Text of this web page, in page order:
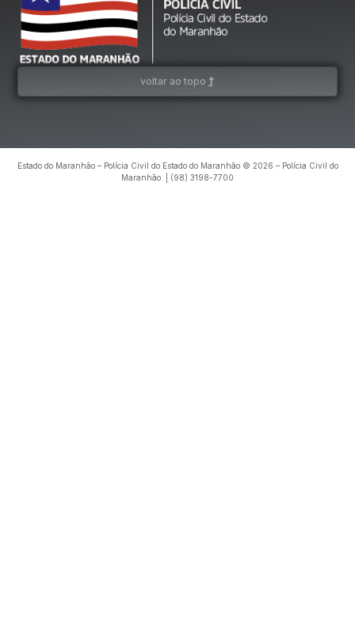
voltar ao topo
Estado do Maranhão – Polícia Civil do Estado do Maranhão © 2026 – Polícia Civil do
Maranhão. | (98) 3198-7700